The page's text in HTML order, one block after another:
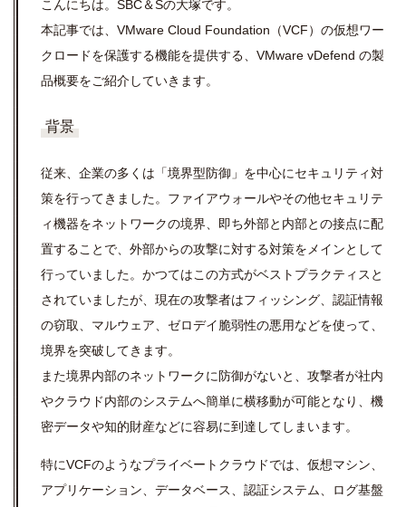
こんにちは。SBC＆Sの大塚です。
本記事では、VMware Cloud Foundation（VCF）の仮想ワー
クロードを保護する機能を提供する、VMware vDefend の製
品概要をご紹介していきます。
背景
従来、企業の多くは「境界型防御」を中心にセキュリティ対
策を行ってきました。ファイアウォールやその他セキュリテ
ィ機器をネットワークの境界、即ち外部と内部との接点に配
置することで、外部からの攻撃に対する対策をメインとして
行っていました。かつてはこの方式がベストプラクティスと
されていましたが、現在の攻撃者はフィッシング、認証情報
の窃取、マルウェア、ゼロデイ脆弱性の悪用などを使って、
境界を突破してきます。
また境界内部のネットワークに防御がないと、攻撃者が社内
やクラウド内部のシステムへ簡単に横移動が可能となり、機
密データや知的財産などに容易に到達してしまいます。
特にVCFのようなプライベートクラウドでは、仮想マシン、
アプリケーション、データベース、認証システム、ログ基盤